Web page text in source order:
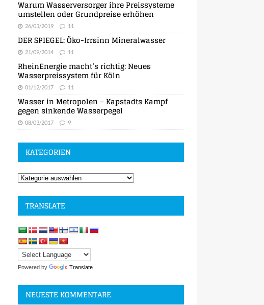
Warum Wasserversorger ihre Preissysteme
umstellen oder Grundpreise erhöhen
26/03/2019 11
DER SPIEGEL: Öko-Irrsinn Mineralwasser
21/09/2014 11
RheinEnergie macht’s richtig: Neues
Wasserpreissystem für Köln
01/12/2017 11
Wasser in Metropolen – Kapstadts Kampf
gegen sinkende Wasserpegel
08/03/2017 9
KATEGORIEN
TRANSLATE
Powered by Translate
NEUESTE KOMMENTARE